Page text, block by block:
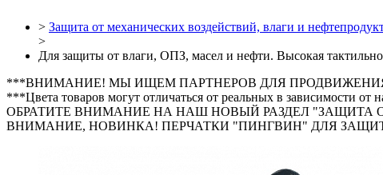
> Защита от механических воздействий, влаги и
>
Для защиты от влаги, ОПЗ, масел и нефти. Высокая
***ВНИМАНИЕ! МЫ ИЩЕМ ПАРТНЕРОВ ДЛЯ
***Цвета товаров могут отличаться от реальных в зависимости
ОБРАТИТЕ ВНИМАНИЕ НА НАШ НОВЫЙ РАЗДЕЛ "ЗАЩИТА
ВНИМАНИЕ, НОВИНКА! ПЕРЧАТКИ "ПИНГВИН" ДЛЯ